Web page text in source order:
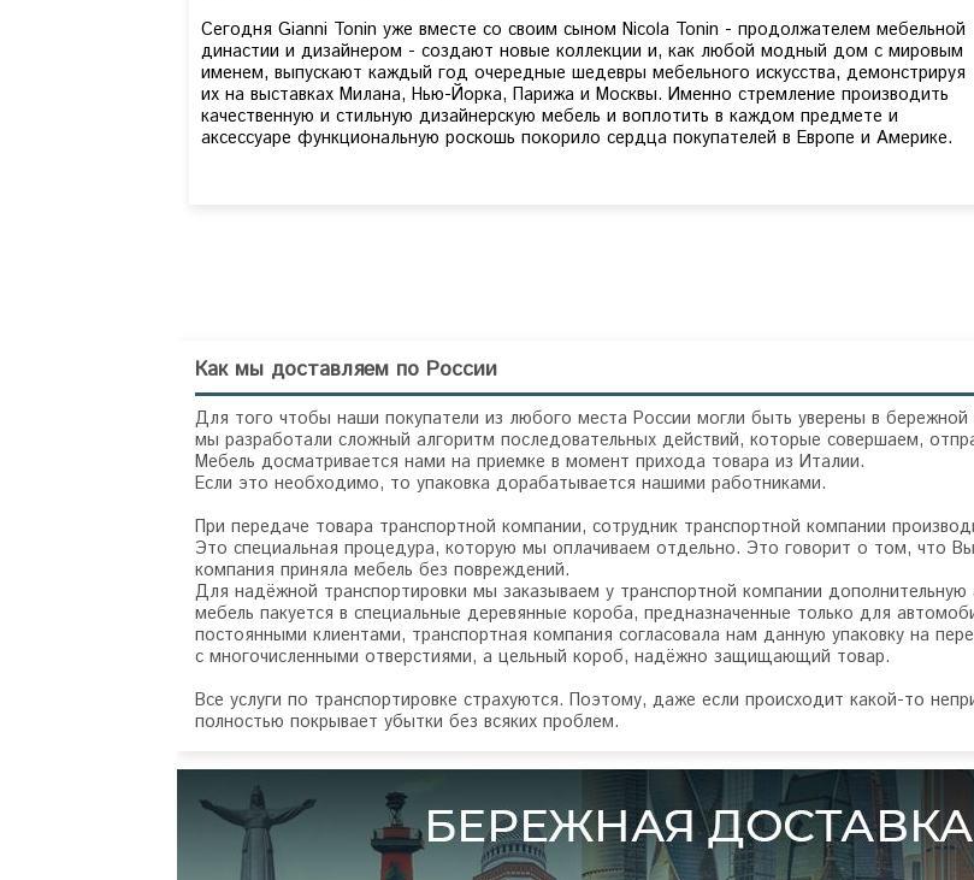
Сегодня Gianni Tonin уже вместе со своим сыном Nicola Tonin - продолжателем мебельной
династии и дизайнером - создают новые коллекции и, как любой модный дом с мировым
именем, выпускают каждый год очередные шедевры мебельного искусства, демонстрируя
их на выставках Милана, Нью-Йорка, Парижа и Москвы. Именно стремление производить
качественную и стильную дизайнерскую мебель и воплотить в каждом предмете и
аксессуаре функциональную роскошь покорило сердца покупателей в Европе и Америке.
Как мы доставляем по России
Для того чтобы наши покупатели из любого места России могли быть уверены в
мы разработали сложный алгоритм последовательных действий, которые совершаем,
Мебель досматривается нами на приемке в момент прихода товара из Италии.
Если это необходимо, то упаковка дорабатывается нашими работниками.
При передаче товара транспортной компании, сотрудник транспортной компании
Это специальная процедура, которую мы оплачиваем отдельно. Это говорит о том, что
компания приняла мебель без повреждений.
Для надёжной транспортировки мы заказываем у транспортной компании
мебель пакуется в специальные деревянные короба, предназначенные только для
постоянными клиентами, транспортная компания согласовала нам данную упаковку на
с многочисленными отверстиями, а цельный короб, надёжно защищающий товар.
Все услуги по транспортировке страхуются. Поэтому, даже если происходит какой-то
полностью покрывает убытки без всяких проблем.